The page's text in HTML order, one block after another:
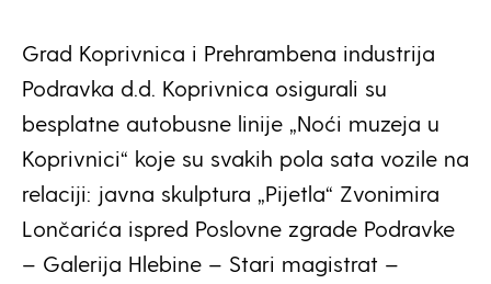
Grad Koprivnica i Prehrambena industrija
Podravka d.d. Koprivnica osigurali su
besplatne autobusne linije „Noći muzeja u
Koprivnici“ koje su svakih pola sata vozile na
relaciji: javna skulptura „Pijetla“ Zvonimira
Lončarića ispred Poslovne zgrade Podravke
– Galerija Hlebine – Stari magistrat –